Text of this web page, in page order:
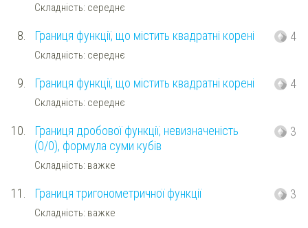
Складність: середнє
8. Границя функції, що містить квадратні корені
Складність: середнє
4
9. Границя функції, що містить квадратні корені
Складність: середнє
4
10.
Границя дробової функції, невизначеність
(0/0), формула суми кубів
Складність: важке
3
11. Границя тригонометричної функції
Складність: важке
3